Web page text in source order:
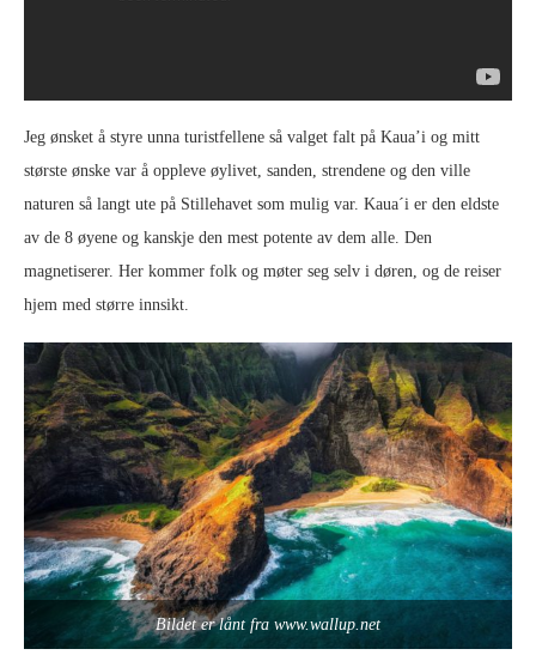
Jeg ønsket å styre unna turistfellene så valget falt på Kaua’i og mitt
største ønske var å oppleve øylivet, sanden, strendene og den ville
naturen så langt ute på Stillehavet som mulig var. Kaua´i er den eldste
av de 8 øyene og kanskje den mest potente av dem alle. Den
magnetiserer. Her kommer folk og møter seg selv i døren, og de reiser
hjem med større innsikt.
Bildet er lånt fra www.wallup.net